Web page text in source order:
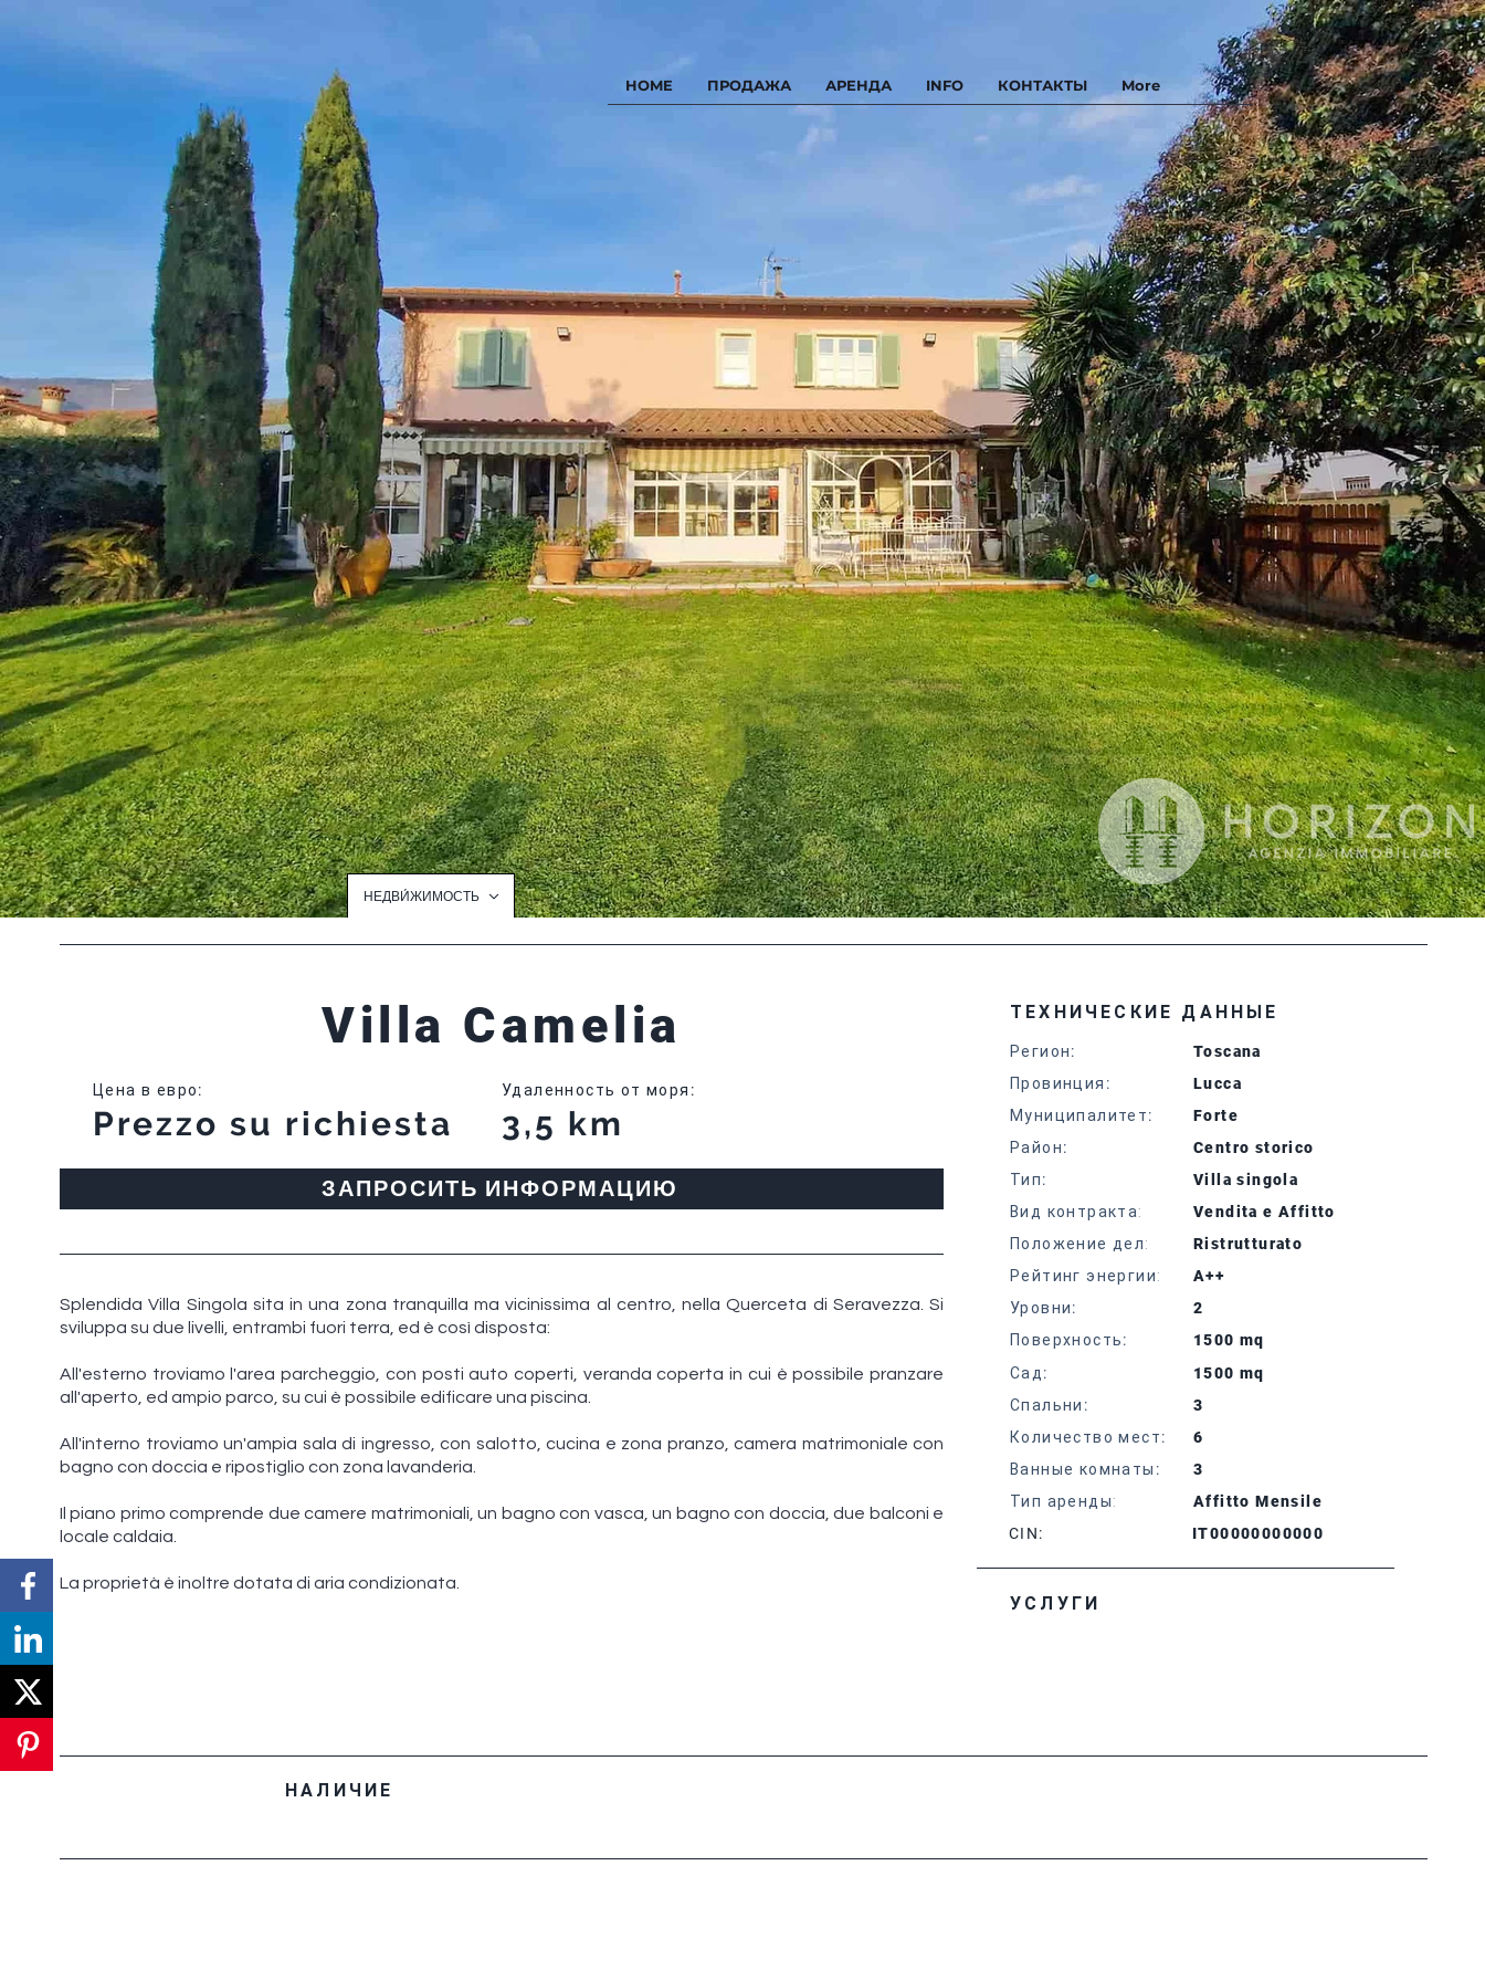
HOME ПРОДАЖА АРЕНДА INFO КОНТАКТЫ More
НЕДВИ́ЖИМОСТЬ
Villa Camelia
Цена в евро:
Prezzo su richiesta
Удаленность от моря :
3,5 km
ЗАПРОСИТЬ ИНФОРМАЦИЮ
Splendida Villa Singola sita in una zona tranquilla ma vicinissima al centro, nella Querceta di Seravezza. Si
sviluppa su due livelli, entrambi fuori terra, ed è così disposta:
All'esterno troviamo l'area parcheggio, con posti auto coperti, veranda coperta in cui è possibile pranzare
all'aperto, ed ampio parco, su cui è possibile edificare una piscina.
All'interno troviamo un'ampia sala di ingresso, con salotto, cucina e zona pranzo, camera matrimoniale con
bagno con doccia e ripostiglio con zona lavanderia.
Il piano primo comprende due camere matrimoniali, un bagno con vasca, un bagno con doccia, due balconi e
locale caldaia.
La proprietà è inoltre dotata di aria condizionata.
ТЕХНИЧЕСКИЕ ДАННЫЕ
Регион:
Toscana
Провинция :
Lucca
Муниципалитет:
Forte
Район:
Centro storico
Тип:
Villa singola
Вид контракта:
Vendita e Affitto
Положение дел:
Ristrutturato
Рейтинг энергии:
A++
Уровни:
2
Поверхность:
1500 mq
Сад:
1500 mq
Спальни :
3
Количество мест:
6
Ванные комнаты :
3
Тип аренды:
Affitto Mensile
CIN:
IT00000000000
УСЛУГИ
НАЛИЧИЕ